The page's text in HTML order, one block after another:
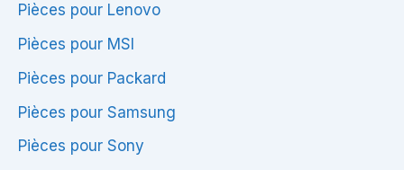
Pièces pour Lenovo
Pièces pour MSI
Pièces pour Packard
Pièces pour Samsung
Pièces pour Sony